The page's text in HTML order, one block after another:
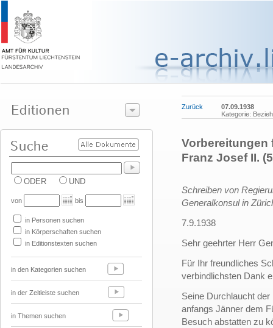
ODER UND
von bis
in Personen suchen
in Körperschaften suchen
in Editionstexten suchen
in den Kategorien suchen
in der Zeitleiste suchen
in Themen suchen
Zurück
07.09.1938
Kategorie:
Vorbereitungen
Franz Josef II.
Schreiben von
Generalkonsul in
7.9.1938
Sehr geehrter Herr
Für Ihr freundliches
verbindlichsten Dank
Seine Durchlaucht
anfangs Jänner dem
Besuch abstatten zu